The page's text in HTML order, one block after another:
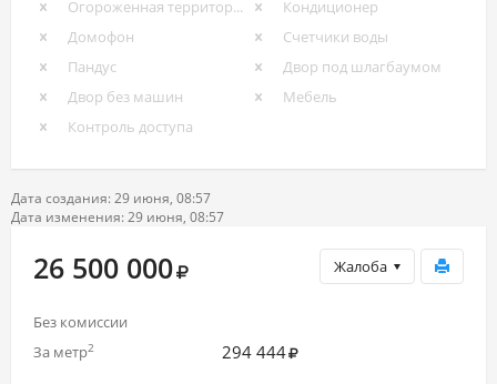
Огороженная территория
Кондиционер
Домофон
Счетчики воды
Пандус
Двор под шлагбаумом
Двор без машин
Мебель
Контроль доступа
Дата создания: 29 июня, 08:57
Дата изменения: 29 июня, 08:57
Жалоба
26 500 000
Без комиссии
За метр2 294 444